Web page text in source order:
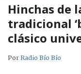
Hinchas de
tradicional
clásico
PorRadio Bío Bío